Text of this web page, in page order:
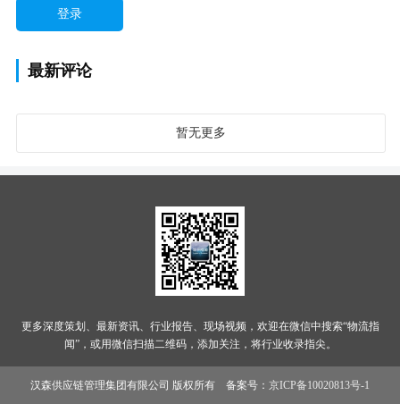
最新评论
暂无更多
更多深度策划、最新资讯、行业报告、现场视频，欢迎在微信中搜索“物流指
闻”，或用微信扫描二维码，添加关注，将行业收录指尖。
汉森供应链管理集团有限公司 版权所有 备案号： 京ICP备10020813号-1